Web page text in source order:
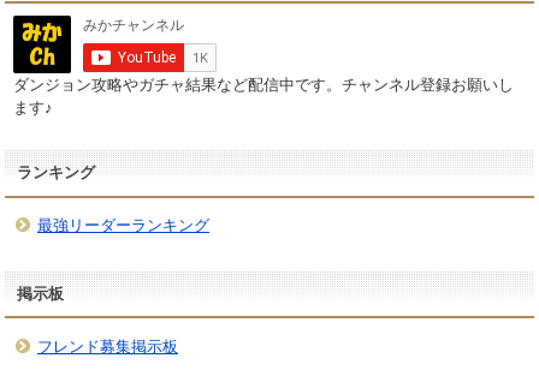
ダンジョン攻略やガチャ結果など配信中です。チャンネル登録お願いし
ます♪
ランキング
最強リーダーランキング
掲示板
フレンド募集掲示板